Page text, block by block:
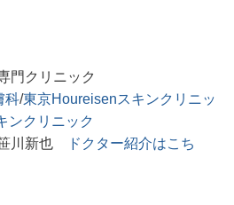
門クリニック
科/東京Houreisenスキンクリニッ
ンクリニック
川新也
ドクター紹介はこち